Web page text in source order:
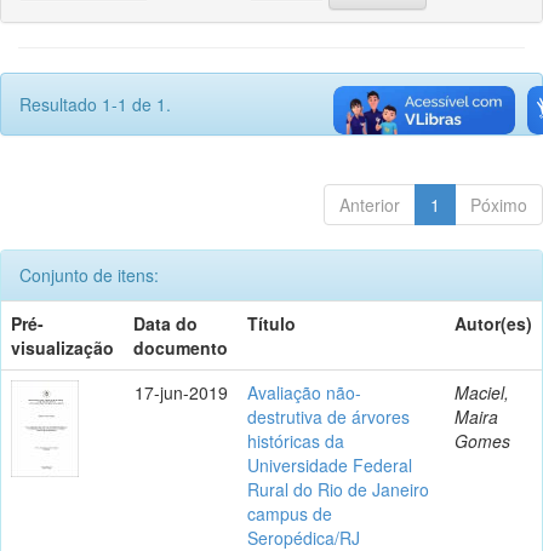
Resultado 1-1 de 1.
Anterior 1 Póximo
Conjunto de itens:
Pré-
visualização
Data do
documento
Título Autor(es)
17-jun-2019
Avaliação não-
destrutiva de árvores
históricas da
Universidade Federal
Rural do Rio de Janeiro
campus de
Seropédica/RJ
Maciel,
Maira
Gomes